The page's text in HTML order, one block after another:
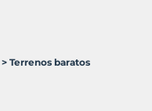
> Terrenos baratos